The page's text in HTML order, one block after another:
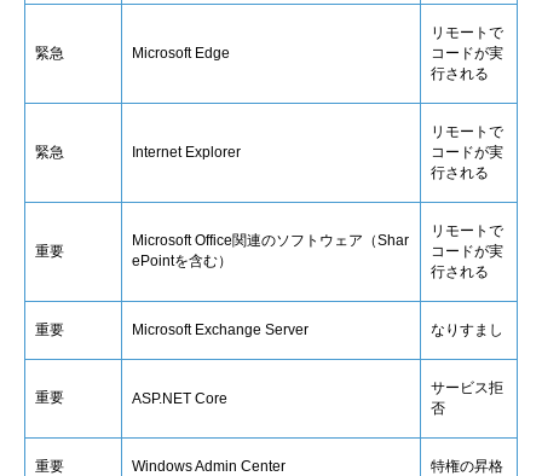
緊急 Microsoft Edge
リモートで
コードが実
行される
緊急 Internet Explorer
リモートで
コードが実
行される
重要
Microsoft Office関連のソフトウェア（Shar
ePointを含む）
リモートで
コードが実
行される
重要 Microsoft Exchange Server なりすまし
重要 ASP.NET Core
サービス拒
否
重要 Windows Admin Center 特権の昇格